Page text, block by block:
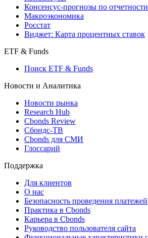
Поиск индексов
Страницы стран
Создать индекс
Консенсусы
Консенсус-прогнозы по отчетности
Макроэкономика
Виджет: Карта процентных ставок
ETF & Funds
Поиск ETF & Funds
Новости и Аналитика
Новости рынка
Research Hub
Cbonds Review
Сбондс-ТВ
Глоссарий
Поддержка
Для клиентов
О нас
Безопасность проведения платежей